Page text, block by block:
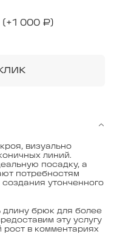
(+1 000 ₽)
визуально
линий.
посадку, а
потребностям
утонченного
длину брюк для более
эту услугу
рост в комментариях